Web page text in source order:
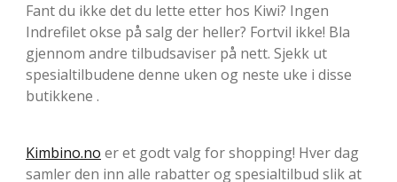
Fant du ikke det du lette etter hos Kiwi? Ingen
Indrefilet okse på salg der heller? Fortvil ikke! Bla
gjennom andre tilbudsaviser på nett. Sjekk ut
spesialtilbudene denne uken og neste uke i disse
butikkene .
Kimbino.no er et godt valg for shopping! Hver dag
samler den inn alle rabatter og spesialtilbud slik at